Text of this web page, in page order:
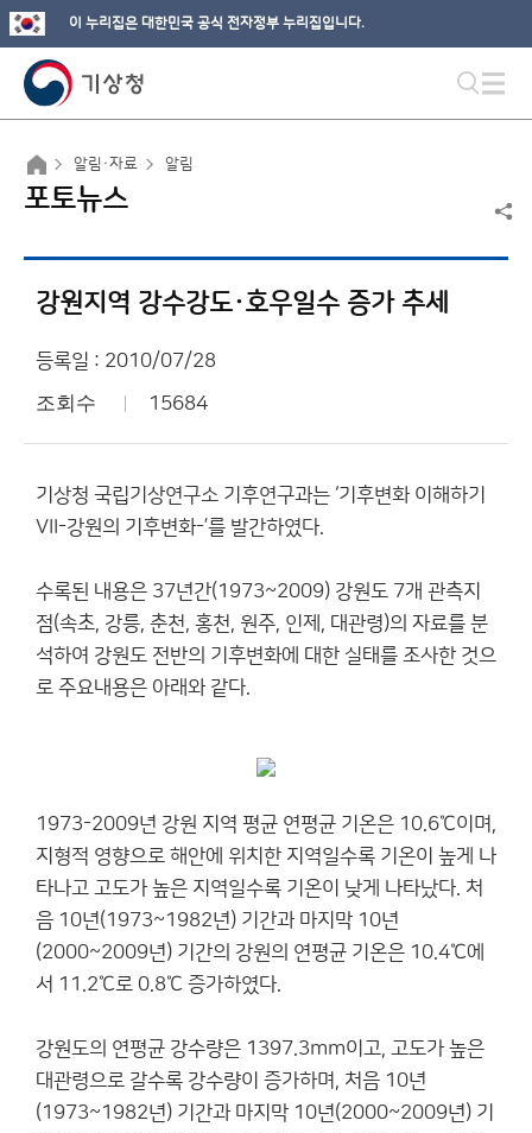
이 누리집은 대한민국 공식 전자정부 누리집입니다.
알림·자료 알림
포토뉴스
강원지역 강수강도·호우일수 증가 추세
등록일 : 2010/07/28
조회수 15684
기상청 국립기상연구소 기후연구과는 ‘기후변화 이해하기
VII-강원의 기후변화-’를 발간하였다.
수록된 내용은 37년간(1973~2009) 강원도 7개 관측지
점(속초, 강릉, 춘천, 홍천, 원주, 인제, 대관령)의 자료를 분
석하여 강원도 전반의 기후변화에 대한 실태를 조사한 것으
로 주요내용은 아래와 같다.
1973-2009년 강원 지역 평균 연평균 기온은 10.6℃이며,
지형적 영향으로 해안에 위치한 지역일수록 기온이 높게 나
타나고 고도가 높은 지역일수록 기온이 낮게 나타났다. 처
음 10년(1973~1982년) 기간과 마지막 10년
(2000~2009년) 기간의 강원의 연평균 기온은 10.4℃에
서 11.2℃로 0.8℃ 증가하였다.
강원도의 연평균 강수량은 1397.3mm이고, 고도가 높은
대관령으로 갈수록 강수량이 증가하며, 처음 10년
(1973~1982년) 기간과 마지막 10년(2000~2009년) 기